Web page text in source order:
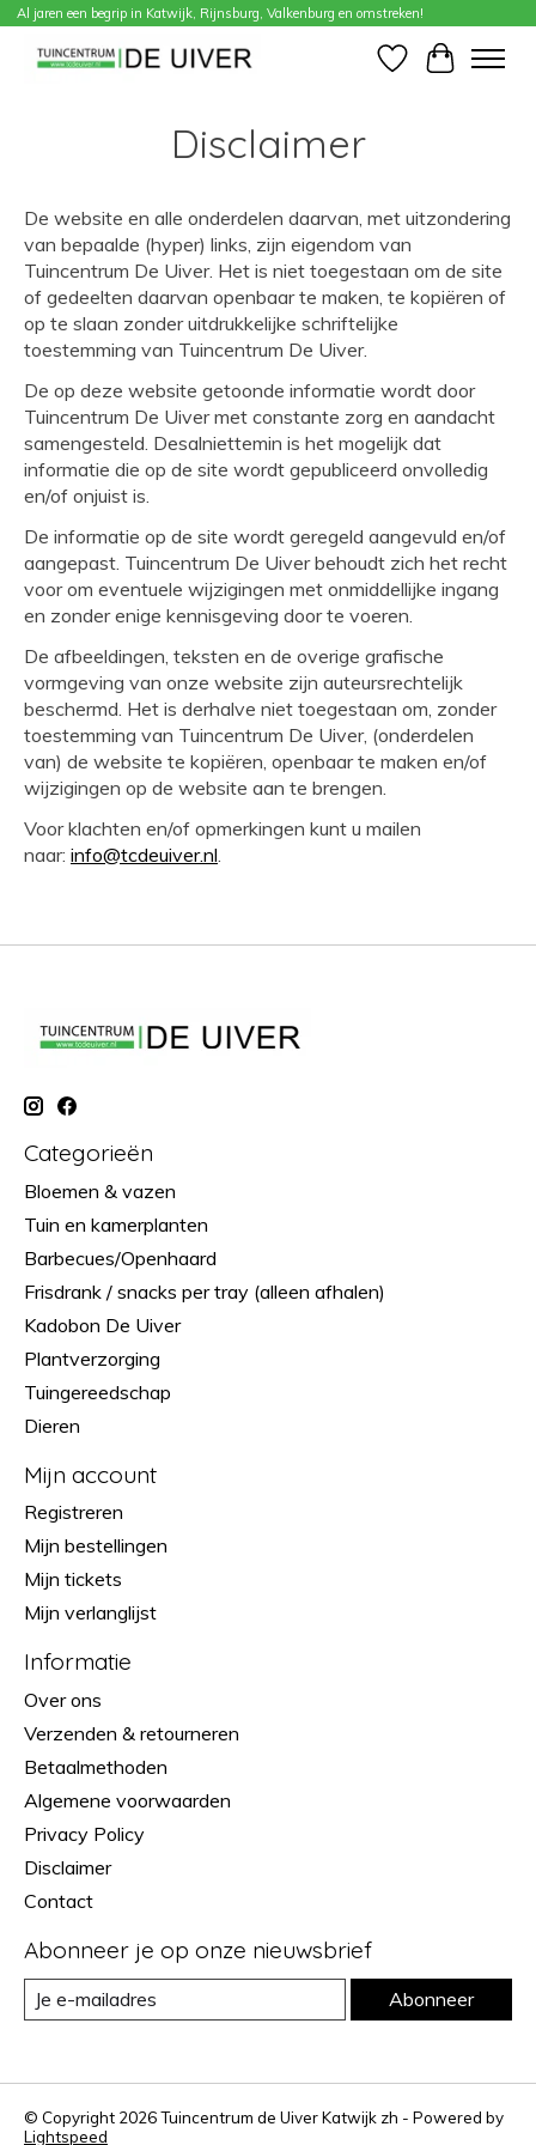
Al jaren een begrip in Katwijk, Rijnsburg, Valkenburg en omstreken!
Verlanglijst
Home / Disclaimer
Disclaimer
De website en alle onderdelen daarvan, met uitzondering
van bepaalde (hyper) links, zijn eigendom van
Tuincentrum De Uiver. Het is niet toegestaan om de site
of gedeelten daarvan openbaar te maken, te kopiëren of
op te slaan zonder uitdrukkelijke schriftelijke
toestemming van Tuincentrum De Uiver.
De op deze website getoonde informatie wordt door
Tuincentrum De Uiver met constante zorg en aandacht
samengesteld. Desalniettemin is het mogelijk dat
informatie die op de site wordt gepubliceerd onvolledig
en/of onjuist is.
De informatie op de site wordt geregeld aangevuld en/of
aangepast. Tuincentrum De Uiver behoudt zich het recht
voor om eventuele wijzigingen met onmiddellijke ingang
en zonder enige kennisgeving door te voeren.
De afbeeldingen, teksten en de overige grafische
vormgeving van onze website zijn auteursrechtelijk
beschermd. Het is derhalve niet toegestaan om, zonder
toestemming van Tuincentrum De Uiver, (onderdelen
van) de website te kopiëren, openbaar te maken en/of
wijzigingen op de website aan te brengen.
Voor klachten en/of opmerkingen kunt u mailen
naar: info@tcdeuiver.nl.
Categorieën
Bloemen & vazen
Tuin en kamerplanten
Barbecues/Openhaard
Frisdrank / snacks per tray (alleen afhalen)
Kadobon De Uiver
Plantverzorging
Tuingereedschap
Dieren
Mijn account
Registreren
Mijn bestellingen
Mijn tickets
Mijn verlanglijst
Informatie
Over ons
Verzenden & retourneren
Betaalmethoden
Algemene voorwaarden
Privacy Policy
Disclaimer
Contact
Abonneer je op onze nieuwsbrief
Abonneer
© Copyright 2026 Tuincentrum de Uiver Katwijk zh - Powered by
Lightspeed